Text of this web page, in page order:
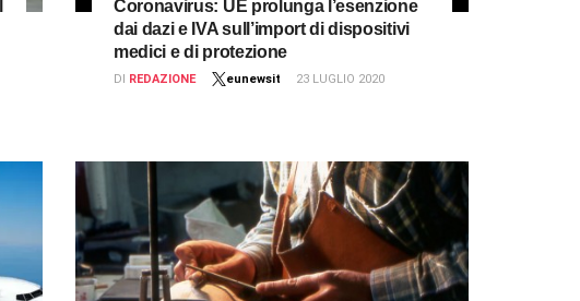
Coronavirus: UE prolunga l’esenzione
dai dazi e IVA sull’import di dispositivi
medici e di protezione
DI REDAZIONE eunewsit 23 LUGLIO 2020